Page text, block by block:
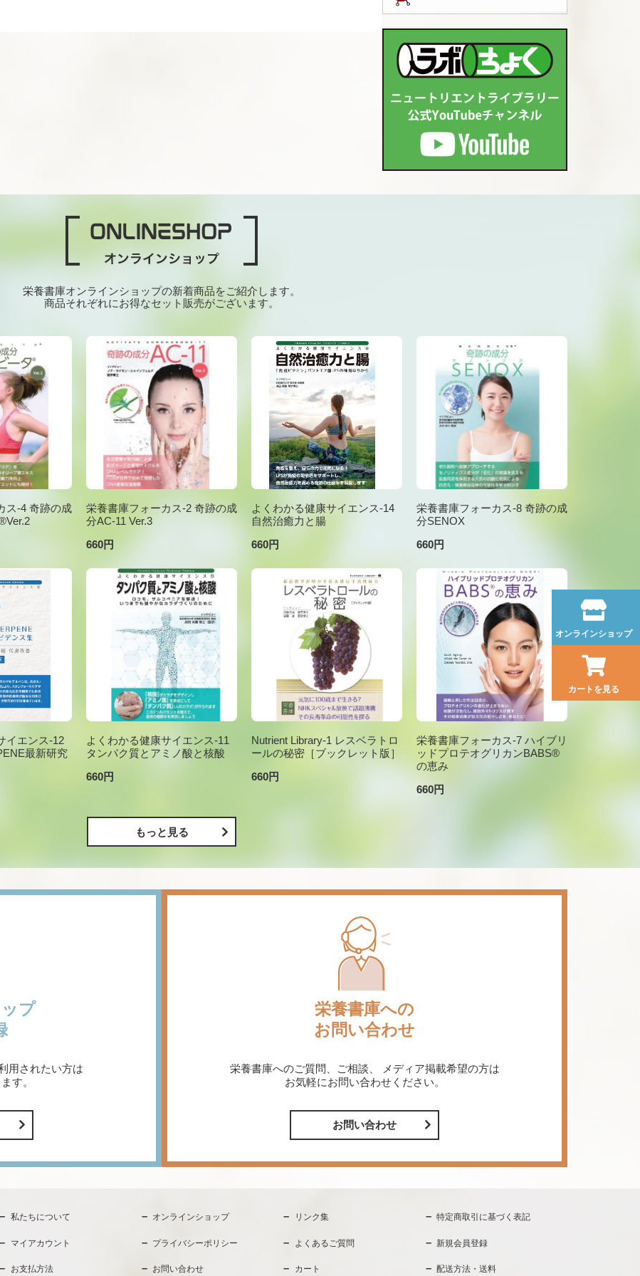
オンラインショップ
カートを見る
栄養書庫オンラインショップの新着商品をご紹介します。
商品それぞれにお得なセット販売がございます。
ス-4 奇跡の成
栄養書庫フォーカス-2 奇跡の成
分AC-11 Ver.3
660円
よくわかる健康サイエンス-14
自然治癒力と腸
660円
栄養書庫フォーカス-8 奇跡の成
分SENOX
660円
イエンス-12
最新研究
よくわかる健康サイエンス-11
タンパク質とアミノ酸と核酸
660円
Nutrient Library-1 レスベラトロ
ールの秘密［ブックレット版］
660円
栄養書庫フォーカス-7 ハイブリ
ッドプロテオグリカンBABS®
の恵み
660円
もっと見る
プ
用されたい方は
す。
栄養書庫への
お問い合わせ
栄養書庫へのご質問、ご相談、
メディア掲載希望の方は
お気軽にお問い合わせください。
お問い合わせ
私たちについて オンラインショップ リンク集 特定商取引に基づく表記
マイアカウント プライバシーポリシー よくあるご質問 新規会員登録
お支払方法 お問い合わせ カート 配送方法・送料